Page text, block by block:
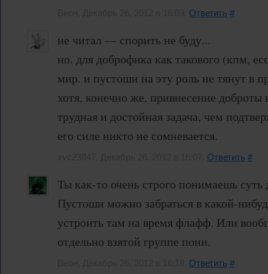
Ответить #
не читал — спорить не буду...
но. для доброфика как такового (кпм,
мир. и пустоши на эту роль не тянут в
хотя, конечно же, привнесение
трудная и достойная задача, чем
его силе никто не сомневается.
Ответить #
Ты как-то очень строго понимаешь
Пустоши можно забраться в какой-
устроить там на время флафф. Или
отдельно взятой группе пони.
Ответить #